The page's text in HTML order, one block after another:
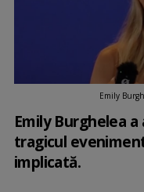
Emily
Emily Burghelea
tragicul
implicată.